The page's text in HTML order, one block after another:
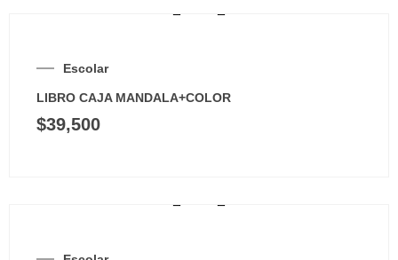
Escolar
LIBRO CAJA MANDALA+COLOR
$39,500